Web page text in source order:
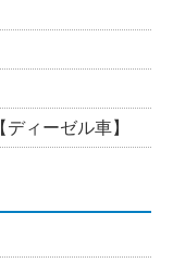
ィーゼル車】